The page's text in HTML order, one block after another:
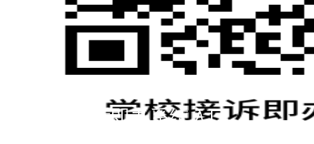
学校投诉即办系统入口